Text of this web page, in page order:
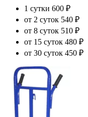
1 сутки 600 ₽
от 2 суток 540 ₽
от 8 суток 510 ₽
от 15 суток 480 ₽
от 30 суток 450 ₽